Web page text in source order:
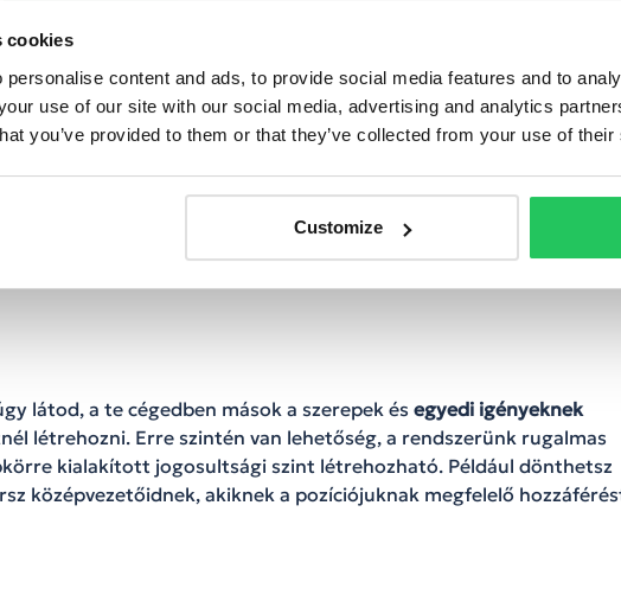
cookies
personalise content and ads, to provide social media features and to
use of our site with our social media, advertising and analytics
you’ve provided to them or that they’ve collected from your use of
Customize
cégnek tökéletesek lehetnek.
objektum csoportoklétrehozása. Ezek segítségével a
szűkíthetők, az adott felhasználó jogosultságai például csak
hívócsoportokra lesznek elérhetőek.
hatékonyabb elhatárolását teszik lehetővé, az egyes telephelyek,
bármilyen összetett céges működéshez illeszkedő jogosultsági
jogosultságot kap, de objektumcsoportok segítéségével csak az
látod, a te cégedben mások a szerepek és egyedi igényeknek
létrehozni. Erre szintén van lehetőség, a rendszerünk rugalmas
kialakított jogosultsági szint létrehozható. Például dönthetsz
középvezetőidnek, akiknek a pozíciójuknak megfelelő